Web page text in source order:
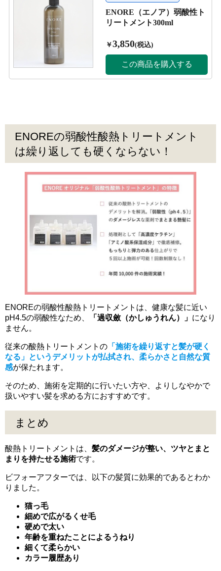
ENOREの弱酸性酸熱トリートメント
は繰り返しても硬くならない！
ENOREの弱酸性酸熱トリートメントは、健康な髪に近い
pH4.5の弱酸性なため、
「過収斂（かしゅうれん）」 になり
ません。
従来の酸熱トリートメントの 「施術を繰り返すと髪が硬く
なる」というデメリットが払拭され、柔らかさと自然な質
感が保たれます。
そのため、施術を定期的に行いたい方や、よりしなやかで
扱いやすい髪を求める方におすすめです。
まとめ
酸熱トリートメントは、 髪のダメージが整い、ツヤとまと
まりを持たせる施術です。
ビフォーアフターでは、以下の髪質に効果的であるとわか
りました。
猫っ毛
細めで広がるくせ毛
硬めで太い
年齢を重ねたことによるうねり
細くて柔らかい
カラー履歴あり